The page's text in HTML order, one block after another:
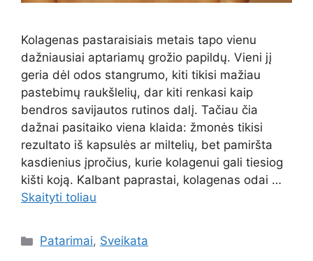
Kolagenas pastaraisiais metais tapo vienu
dažniausiai aptariamų grožio papildų. Vieni jį
geria dėl odos stangrumo, kiti tikisi mažiau
pastebimų raukšlelių, dar kiti renkasi kaip
bendros savijautos rutinos dalį. Tačiau čia
dažnai pasitaiko viena klaida: žmonės tikisi
rezultato iš kapsulės ar miltelių, bet pamiršta
kasdienius įpročius, kurie kolagenui gali tiesiog
kišti koją. Kalbant paprastai, kolagenas odai …
Skaityti toliau
Kategorijos
Patarimai, Sveikata